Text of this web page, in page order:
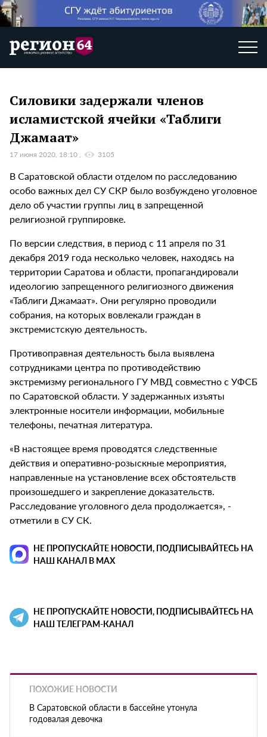
Силовики задержали членов
исламистской ячейки «Таблиги
Джамаат»
17 июня 2020, 18:10 3105
В Саратовской области отделом по расследованию
особо важных дел СУ СКР было возбуждено уголовное
дело об участии группы лиц в запрещенной
религиозной группировке.
По версии следствия, в период с 11 апреля по 31
декабря 2019 года несколько человек, находясь на
территории Саратова и области, пропагандировали
идеологию запрещенного религиозного движения
«Таблиги Джамаат». Они регулярно проводили
собрания, на которых вовлекали граждан в
экстремистскую деятельность.
Противоправная деятельность была выявлена
сотрудниками центра по противодействию
экстремизму регионального ГУ МВД совместно с УФСБ
по Саратовской области. У задержанных изъяты
электронные носители информации, мобильные
телефоны, печатная литература.
«В настоящее время проводятся следственные
действия и оперативно-розыскные мероприятия,
направленные на установление всех обстоятельств
произошедшего и закрепление доказательств.
Расследование уголовного дела продолжается», -
отметили в СУ СК.
НЕ ПРОПУСКАЙТЕ НОВОСТИ, ПОДПИСЫВАЙТЕСЬ НА
НАШ КАНАЛ В MAX
НЕ ПРОПУСКАЙТЕ НОВОСТИ, ПОДПИСЫВАЙТЕСЬ НА
НАШ ТЕЛЕГРАМ-КАНАЛ
ПОХОЖИЕ НОВОСТИ
В Саратовской области в бассейне утонула
годовалая девочка